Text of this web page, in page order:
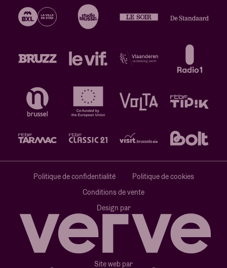
Politique de confidentialité
Politique de cookies
Conditions de vente
Design par
Site web par